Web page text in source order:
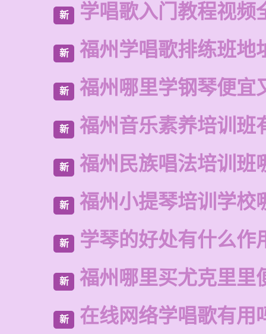
新 学唱歌入门教程视频
新 福州学唱歌排练班地
新 福州哪里学钢琴便宜
新 福州音乐素养培训班
新 福州民族唱法培训班
新 福州小提琴培训学校
新 学琴的好处有什么作
新 福州哪里买尤克里里
新 在线网络学唱歌有用